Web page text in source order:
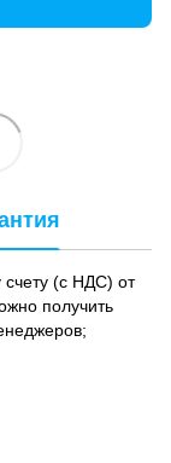
(с НДС) от
получить